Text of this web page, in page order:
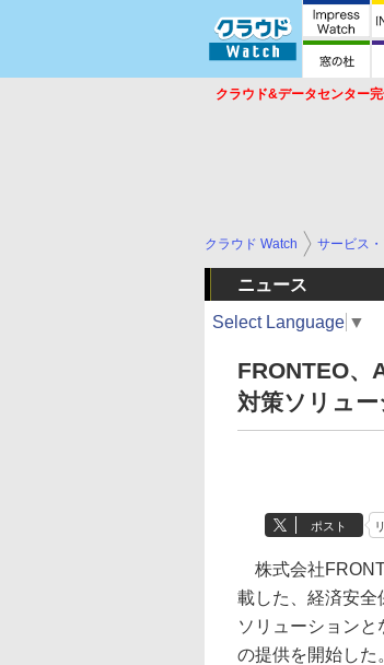
クラウド&データセンター
クラウド Watch サービス・
ニュース
Select Language ▼
FRONTEO、
対策ソリュ
ポスト
株式会社
載した、経済安全
ソリューションと
の提供を開始した